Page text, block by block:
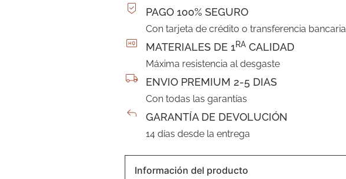
PAGO 100% SEGURO
Con tarjeta de crédito o transferencia bancaria
MATERIALES DE 1RA CALIDAD
Máxima resistencia al desgaste
ENVIO PREMIUM 2-5 DIAS
Con todas las garantías
GARANTÍA DE DEVOLUCIÓN
14 días desde la entrega
Información del producto